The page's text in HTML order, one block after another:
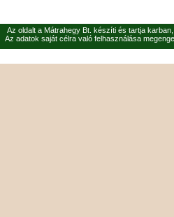
Az oldalt a Mátrahegy Bt. készíti és tartja
Az adatok saját célra való felhasználása